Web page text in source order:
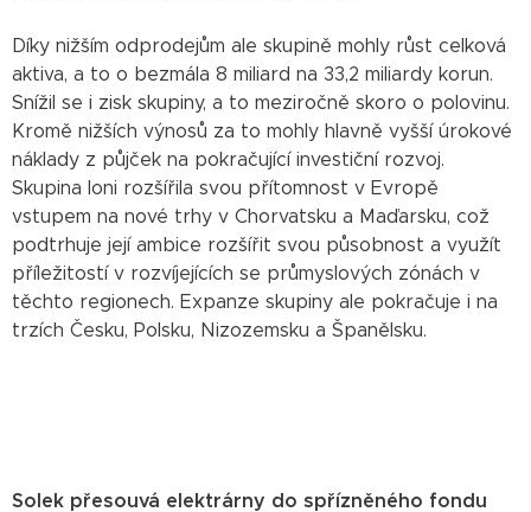
Díky nižším odprodejům ale skupině mohly růst celková
aktiva, a to o bezmála 8 miliard na 33,2 miliardy korun.
Snížil se i zisk skupiny, a to meziročně skoro o polovinu.
Kromě nižších výnosů za to mohly hlavně vyšší úrokové
náklady z půjček na pokračující investiční rozvoj.
Skupina loni rozšířila svou přítomnost v Evropě
vstupem na nové trhy v Chorvatsku a Maďarsku, což
podtrhuje její ambice rozšířit svou působnost a využít
příležitostí v rozvíjejících se průmyslových zónách v
těchto regionech. Expanze skupiny ale pokračuje i na
trzích Česku, Polsku, Nizozemsku a Španělsku.
Solek přesouvá elektrárny do spřízněného fondu